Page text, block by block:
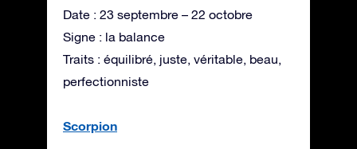
Date : 23 septembre – 22 octobre
Signe : la balance
Traits : équilibré, juste, véritable, beau,
perfectionniste
Scorpion